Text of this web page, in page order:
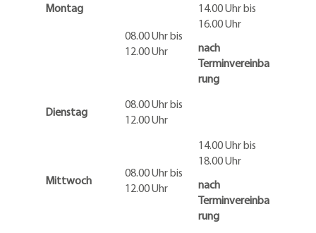
Montag
08.00 Uhr bis
12.00 Uhr
14.00 Uhr bis
16.00 Uhr
nach
Terminvereinba
rung
Dienstag
08.00 Uhr bis
12.00 Uhr
Mittwoch
08.00 Uhr bis
12.00 Uhr
14.00 Uhr bis
18.00 Uhr
nach
Terminvereinba
rung